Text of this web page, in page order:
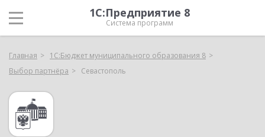
1С:Предприятие 8
Система программ
Главная
1С:Бюджет муниципального образования 8
Выбор партнёра
Севастополь